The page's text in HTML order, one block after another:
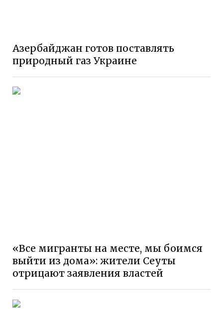
Азербайджан готов поставлять
природный газ Украине
«Все мигранты на месте, мы боимся
выйти из дома»: жители Сеуты
отрицают заявления властей